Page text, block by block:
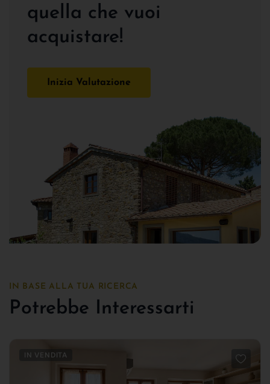
quella che vuoi
acquistare!
Inizia Valutazione
IN BASE ALLA TUA RICERCA
Potrebbe Interessarti
IN VENDITA